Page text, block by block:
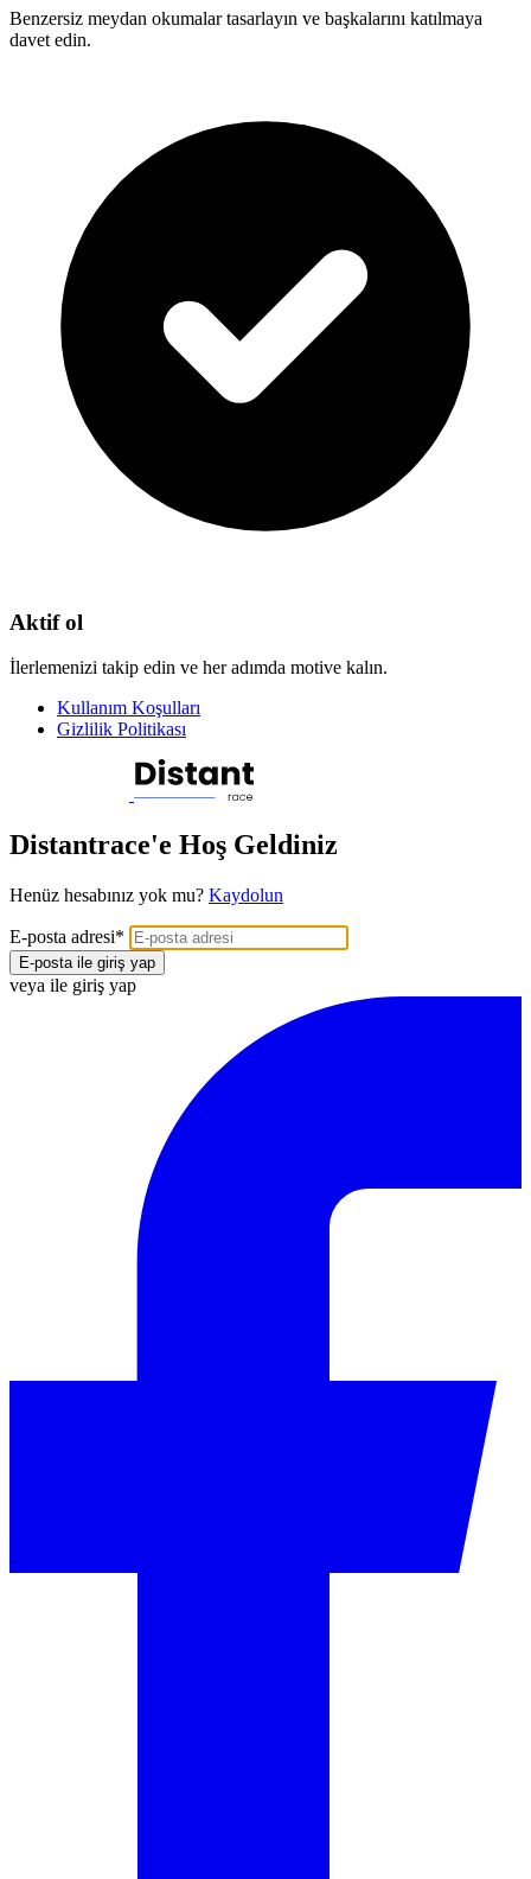
Benzersiz meydan okumalar tasarlayın ve başkalarını katılmaya
davet edin.
Aktif ol
İlerlemenizi takip edin ve her adımda motive kalın.
Kullanım Koşulları
Gizlilik Politikası
Distantrace'e Hoş Geldiniz
Henüz hesabınız yok mu? Kaydolun
E-posta adresi*
E-posta ile giriş yap
veya ile giriş yap